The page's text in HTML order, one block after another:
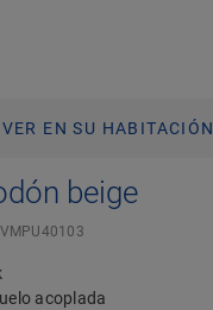
VER EN SU HABITACIÓN
beige
acoplada